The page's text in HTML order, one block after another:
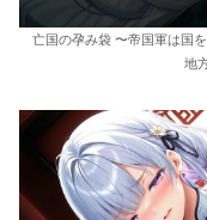
亡国の孕み袋 〜帝国軍は国
地